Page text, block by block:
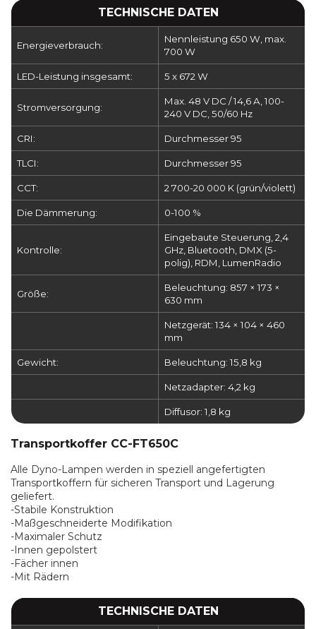
TECHNISCHE DATEN
Energieverbrauch:
Nennleistung 650 W, max.
700 W
LED-Leistung insgesamt: 5 x 672 W
Stromversorgung:
Max. 48 V DC / 14,6 A, 100-
240 V DC, 50/60 Hz
CRI: Durchmesser 95
TLCI: Durchmesser 95
CCT: 2 700-20 000 K (grün/violett)
Die Dämmerung: 0-100 %
Kontrolle:
Eingebaute Steuerung, 2,4
GHz, Bluetooth, DMX (5-
polig), RDM, LumenRadio
Größe:
Beleuchtung: 857 × 173 ×
630 mm
Netzgerät: 134 × 104 × 460
mm
Gewicht: Beleuchtung: 15,8 kg
Netzadapter: 4,2 kg
Diffusor: 1,8 kg
Transportkoffer CC-FT650C
Alle Dyno-Lampen werden in speziell angefertigten
Transportkoffern für sicheren Transport und Lagerung
geliefert.
-Stabile Konstruktion
-Maßgeschneiderte Modifikation
-Maximaler Schutz
-Innen gepolstert
-Fächer innen
-Mit Rädern
TECHNISCHE DATEN